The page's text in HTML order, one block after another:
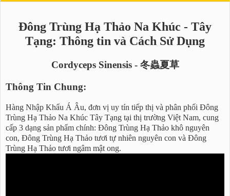
Đông Trùng Hạ Thảo Na Khúc - Tây
Tạng: Thông tin và Cách Sử Dụng
Cordyceps Sinensis - 冬蟲夏草
Thông Tin Chung:
Hàng Nhập Khẩu Á Âu, đơn vị uy tín tiếp thị và phân phối Đông
Trùng Hạ Thảo Na Khúc Tây Tạng tại thị trường Việt Nam, cung
cấp 3 dạng sản phẩm chính: Đông Trùng Hạ Thảo khô nguyên
con, Đông Trùng Hạ Thảo tươi tự nhiên nguyên con và Đông
Trùng Hạ Thảo tươi ngâm mật ong.